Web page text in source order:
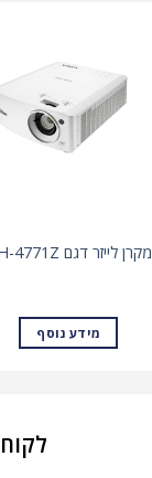
מקרן לייזר דגם DH-4771Z
מידע נוסף